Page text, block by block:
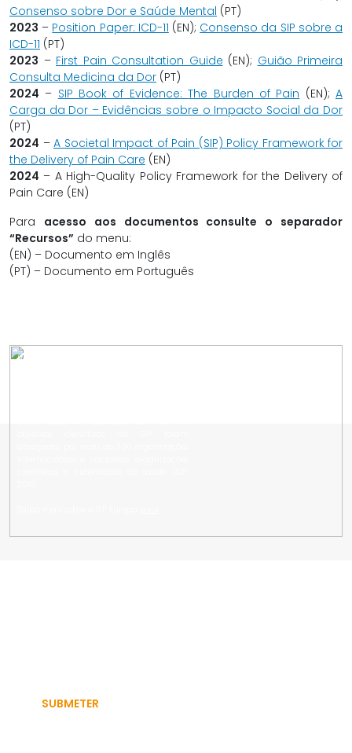
Consenso sobre Dor e Saúde Mental (PT)
2023 – Position Paper: ICD-11 (EN); Consenso da SIP sobre a
ICD-11 (PT)
2023 – First Pain Consultation Guide (EN); Guião Primeira
Consulta Medicina da Dor (PT)
2024 – SIP Book of Evidence:The Burden of Pain (EN);A
Carga da Dor – Evidências sobre o Impacto Social da Dor
(PT)
2024 – A Societal Impact of Pain (SIP) Policy Framework for
the Delivery of Pain Care (EN)
2024 – A High-Quality Policy Framework for the Delivery of
Pain Care (EN)
Para acesso aos documentos consulte o separador
“Recursos” do menu:
(EN) – Documento em Inglês
(PT) – Documento em Português
Hoje, a SIP é uma plataforma multi-